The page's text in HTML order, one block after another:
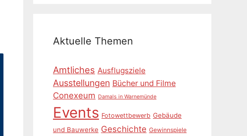
Aktuelle Themen
Amtliches Ausflugsziele
Ausstellungen Bücher und Filme
Conexeum Damals in Warnemünde
Events Fotowettbewerb Gebäude
und Bauwerke Geschichte Gewinnspiele